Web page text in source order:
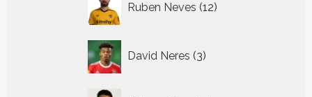
Ruben Neves 12
producten
David Neres 3
producten